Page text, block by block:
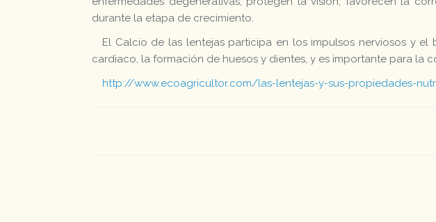
durante la etapa de crecimiento.
El Calcio de las lentejas participa en los impulsos nerviosos y
cardiaco, la formación de huesos y dientes, y es importante para la
http://www.ecoagricultor.com/las-lentejas-y-sus-propiedades-